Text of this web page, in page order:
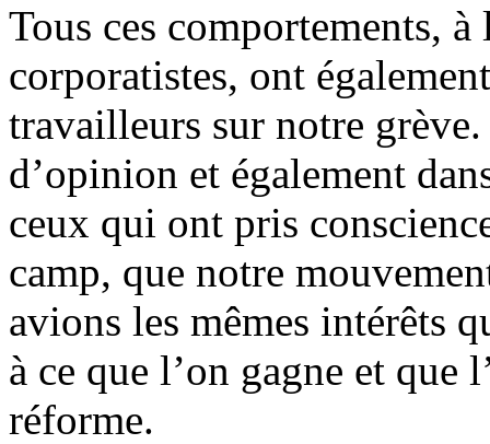
Tous ces comportements, à
corporatistes, ont
travailleurs sur notre grève.
d’opinion et également
ceux qui ont pris
camp, que notre
avions les mêmes intérêts
à ce que l’on gagne et que
réforme.